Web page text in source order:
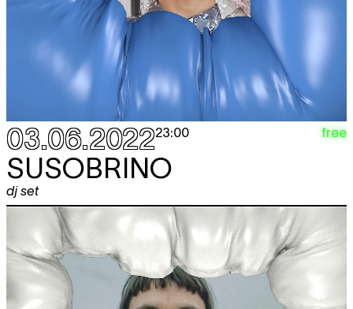
03.06.202223:00 free
SUSOBRINO
dj set